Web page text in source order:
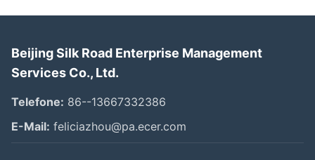
Beijing Silk Road Enterprise Management
Services Co., Ltd.
Telefone: 86--13667332386
E-Mail: feliciazhou@pa.ecer.com